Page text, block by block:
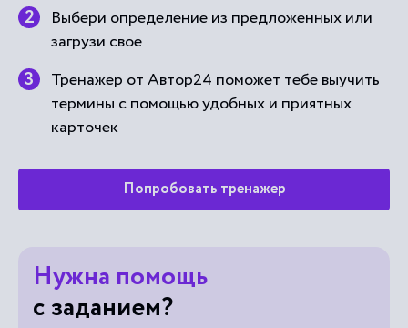
Выбери определение из предложенных или
загрузи свое
Тренажер от Автор24 поможет тебе выучить
термины с помощью удобных и приятных
карточек
Попробовать тренажер
Нужна помощь
с заданием?